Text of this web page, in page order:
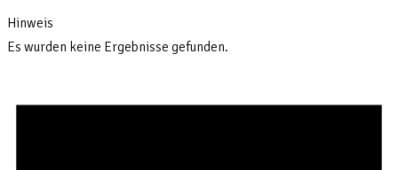
Hinweis
Es wurden keine Ergebnisse gefunden.